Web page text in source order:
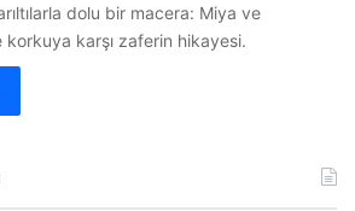
dolu bir macera: Miya ve
karşı zaferin hikayesi.